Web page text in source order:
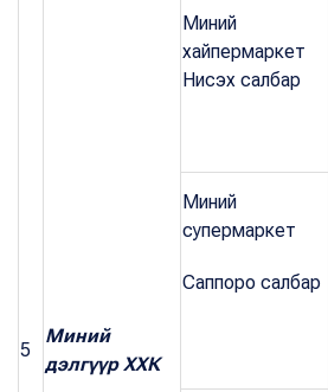
5
Миний
дэлгүүр ХХК
Миний
хайпермаркет
Нисэх салбар
Миний
супермаркет
Саппоро салбар